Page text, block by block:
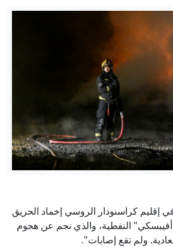
إقليم كراسنودار الروسي إخماد الحريق
النفطية، والذي نجم عن هجوم
ولم تقع إصابات".